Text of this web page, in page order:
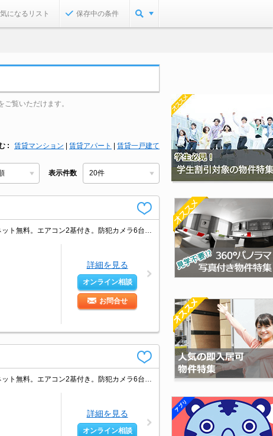
気になるリスト 保存中の条件
覧いただけます。
賃貸マンション 賃貸アパート 賃貸一戸建て
表示件数
詳細を見る
オンライン相談
お問合せ
詳細を見る
オンライン相談